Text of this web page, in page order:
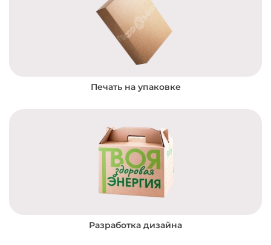
Печать на упаковке
Разработка дизайна